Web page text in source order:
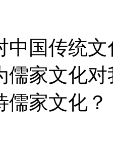
中国传统
儒家文化
儒家文化？